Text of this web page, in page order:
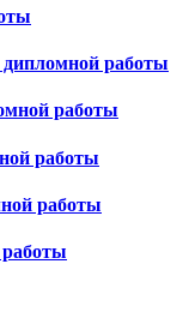
дипломной работы
работы
работы
работы